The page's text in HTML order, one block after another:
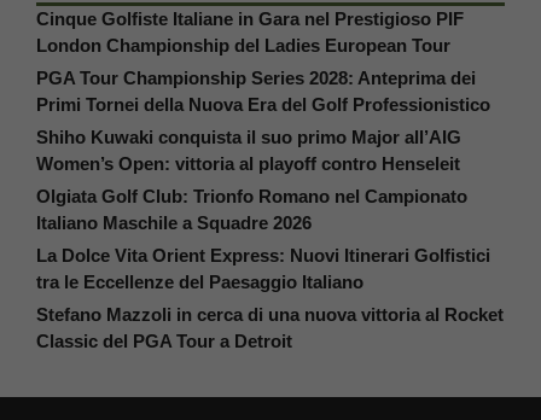
Cinque Golfiste Italiane in Gara nel Prestigioso PIF
London Championship del Ladies European Tour
PGA Tour Championship Series 2028: Anteprima dei
Primi Tornei della Nuova Era del Golf Professionistico
Shiho Kuwaki conquista il suo primo Major all’AIG
Women’s Open: vittoria al playoff contro Henseleit
Olgiata Golf Club: Trionfo Romano nel Campionato
Italiano Maschile a Squadre 2026
La Dolce Vita Orient Express: Nuovi Itinerari Golfistici
tra le Eccellenze del Paesaggio Italiano
Stefano Mazzoli in cerca di una nuova vittoria al Rocket
Classic del PGA Tour a Detroit